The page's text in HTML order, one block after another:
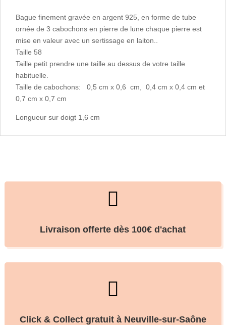
Bague finement gravée en argent 925, en forme de tube
ornée de 3 cabochons en pierre de lune chaque pierre est
mise en valeur avec un sertissage en laiton..
Taille 58
Taille petit prendre une taille au dessus de votre taille
habituelle.
Taille de cabochons: 0,5 cm x 0,6 cm, 0,4 cm x 0,4 cm et
0,7 cm x 0,7 cm
Longueur sur doigt 1,6 cm

Livraison offerte dès 100€ d'achat

Click & Collect gratuit à Neuville-sur-Saône